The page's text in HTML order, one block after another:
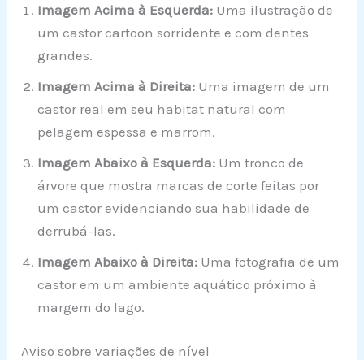
Imagem Acima à Esquerda: Uma ilustração de
um castor cartoon sorridente e com dentes
grandes.
Imagem Acima à Direita: Uma imagem de um
castor real em seu habitat natural com
pelagem espessa e marrom.
Imagem Abaixo à Esquerda: Um tronco de
árvore que mostra marcas de corte feitas por
um castor evidenciando sua habilidade de
derrubá-las.
Imagem Abaixo à Direita: Uma fotografia de um
castor em um ambiente aquático próximo à
margem do lago.
Aviso sobre variações de nível